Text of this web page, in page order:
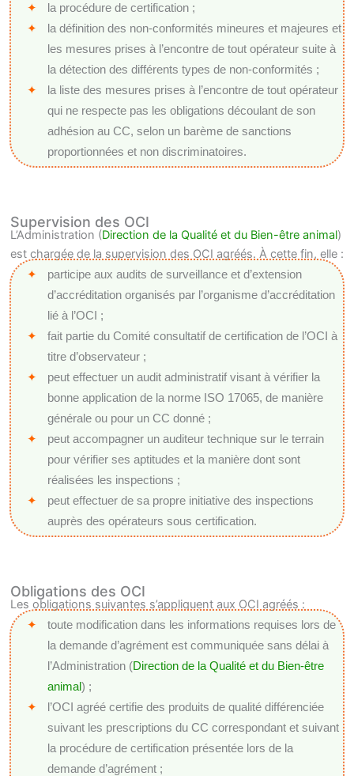
la procédure de certification ;
la définition des non-conformités mineures et majeures et
les mesures prises à l’encontre de tout opérateur suite à
la détection des différents types de non-conformités ;
la liste des mesures prises à l’encontre de tout opérateur
qui ne respecte pas les obligations découlant de son
adhésion au CC, selon un barème de sanctions
proportionnées et non discriminatoires.
Supervision des OCI
L’Administration (Direction de la Qualité et du Bien-être animal)
est chargée de la supervision des OCI agréés. À cette fin, elle :
participe aux audits de surveillance et d’extension
d’accréditation organisés par l’organisme d’accréditation
lié à l’OCI ;
fait partie du Comité consultatif de certification de l’OCI à
titre d’observateur ;
peut effectuer un audit administratif visant à vérifier la
bonne application de la norme ISO 17065, de manière
générale ou pour un CC donné ;
peut accompagner un auditeur technique sur le terrain
pour vérifier ses aptitudes et la manière dont sont
réalisées les inspections ;
peut effectuer de sa propre initiative des inspections
auprès des opérateurs sous certification.
Obligations des OCI
Les obligations suivantes s’appliquent aux OCI agréés :
toute modification dans les informations requises lors de
la demande d’agrément est communiquée sans délai à
l’Administration (Direction de la Qualité et du Bien-être
animal) ;
l’OCI agréé certifie des produits de qualité différenciée
suivant les prescriptions du CC correspondant et suivant
la procédure de certification présentée lors de la
demande d’agrément ;